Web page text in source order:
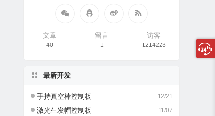
文章
40
留言
1
访客
1214223
最新开发
12/21
手持真空棒控制板
11/07
激光生发帽控制板